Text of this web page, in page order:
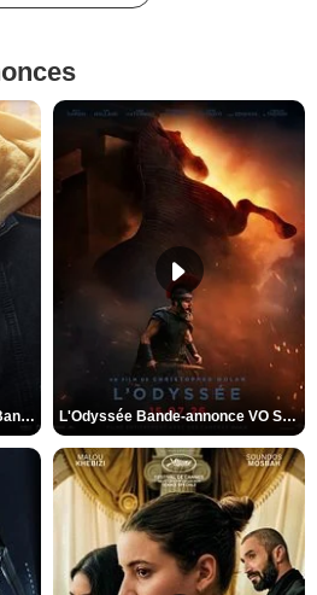
Spider-Man: Brand New Day Bande-annonce VO STFR L'Odyssée Bande-annonce VO STFR